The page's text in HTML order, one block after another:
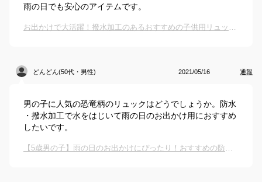
雨の日でも安心のアイテムです。
お出かけで大活躍！撥水加工のあるおすすめの子供用リュックは？
どんどん(50代・男性) 2021/05/16 通報
男の子に人気の恐竜柄のリュックはどうでしょうか。防水
・撥水加工で水をはじいて雨の日のお出かけ用におすすめ
したいです。
【5歳男の子】雨の日のお出かけにぴったり！おすすめの防水素材のリュックは？